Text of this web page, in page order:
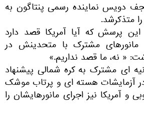
دویس نماینده رسمی پنتاگون به
متذکرشد.
پرسش که آیا آمریکا قصد دارد
مانورهای مشترک با متحدینش در
« نه، ما قصد نداریم.»
ای مشترک به کره شمالی پیشنهاد
در آزمایشات هسته ای و پرتاب موشک
و آمریکا نیز اجرای مانورهایشان را